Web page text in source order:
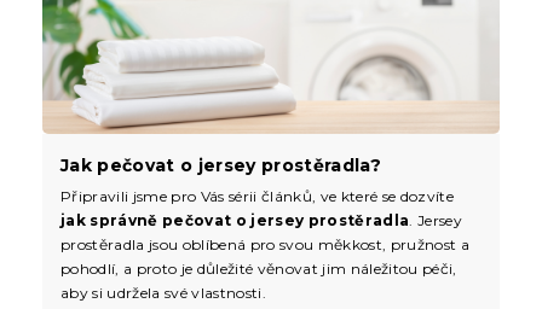
Jak pečovat o jersey prostěradla?
Připravili jsme pro Vás sérii článků, ve které se dozvíte
jak správně pečovat o jersey prostěradla . Jersey
prostěradla jsou oblíbená pro svou měkkost, pružnost a
pohodlí, a proto je důležité věnovat jim náležitou péči,
aby si udržela své vlastnosti.